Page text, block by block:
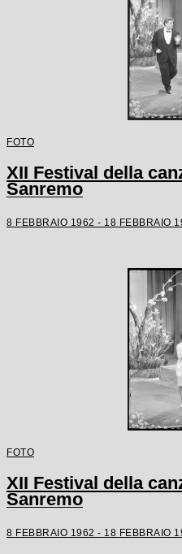
FOTO
XII Festival della
Sanremo
8 FEBBRAIO 1962 - 18 FEBBRAIO
FOTO
XII Festival della
Sanremo
8 FEBBRAIO 1962 - 18 FEBBRAIO